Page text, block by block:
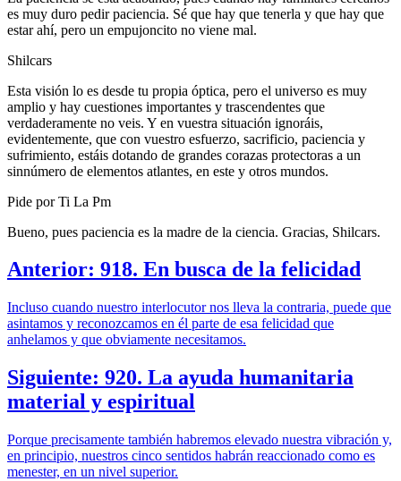
es muy duro pedir paciencia. Sé que hay que tenerla y que hay que
estar ahí, pero un empujoncito no viene mal.
Shilcars
Esta visión lo es desde tu propia óptica, pero el universo es muy
amplio y hay cuestiones importantes y trascendentes que
verdaderamente no veis. Y en vuestra situación ignoráis,
evidentemente, que con vuestro esfuerzo, sacrificio, paciencia y
sufrimiento, estáis dotando de grandes corazas protectoras a un
sinnúmero de elementos atlantes, en este y otros mundos.
Pide por Ti La Pm
Bueno, pues paciencia es la madre de la ciencia. Gracias, Shilcars.
Anterior: 918. En busca de la felicidad
Incluso cuando nuestro interlocutor nos lleva la contraria, puede que
asintamos y reconozcamos en él parte de esa felicidad que
anhelamos y que obviamente necesitamos.
Siguiente: 920. La ayuda humanitaria
material y espiritual
Porque precisamente también habremos elevado nuestra vibración y,
en principio, nuestros cinco sentidos habrán reaccionado como es
menester, en un nivel superior.